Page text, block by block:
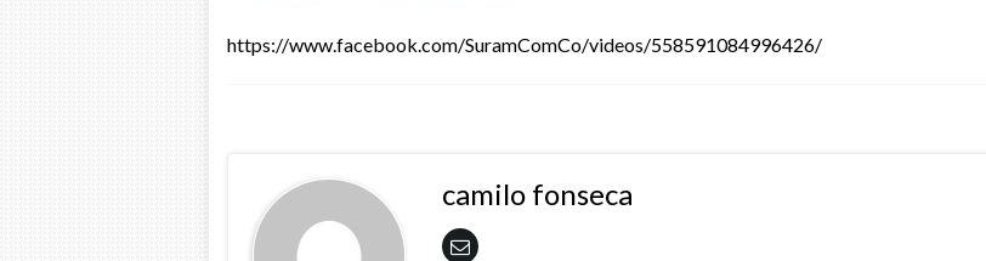
https://www.facebook.com/SuramComCo/videos/558591084996426/
camilo fonseca